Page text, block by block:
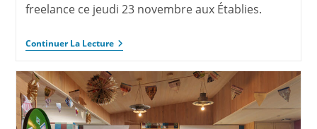
freelance ce jeudi 23 novembre aux Établies.
Continuer La Lecture